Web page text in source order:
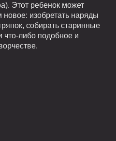
Этот ребенок может
новое: изобретать наряды
собирать старинные
что-либо подобное и